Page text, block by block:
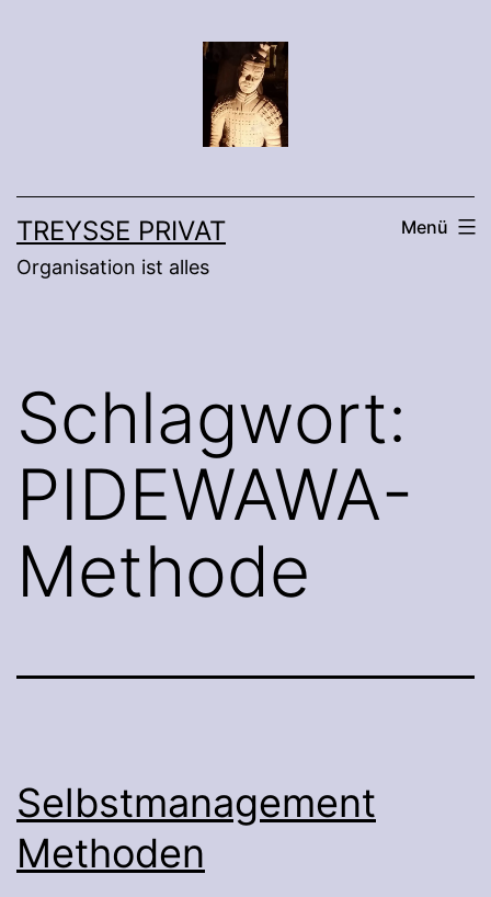
TREYSSE PRIVAT
Organisation ist alles
Menü
Schlagwort:
PIDEWAWA-
Methode
Selbstmanagement
Methoden